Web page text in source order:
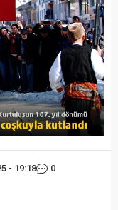
- 19:18 0